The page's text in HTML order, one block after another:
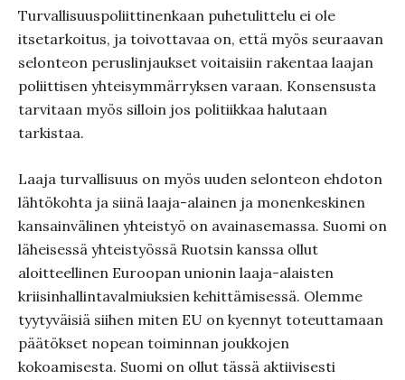
Turvallisuuspoliittinenkaan puhetulittelu ei ole
itsetarkoitus, ja toivottavaa on, että myös seuraavan
selonteon peruslinjaukset voitaisiin rakentaa laajan
poliittisen yhteisymmärryksen varaan. Konsensusta
tarvitaan myös silloin jos politiikkaa halutaan
tarkistaa.
Laaja turvallisuus on myös uuden selonteon ehdoton
lähtökohta ja siinä laaja-alainen ja monenkeskinen
kansainvälinen yhteistyö on avainasemassa. Suomi on
läheisessä yhteistyössä Ruotsin kanssa ollut
aloitteellinen Euroopan unionin laaja-alaisten
kriisinhallintavalmiuksien kehittämisessä. Olemme
tyytyväisiä siihen miten EU on kyennyt toteuttamaan
päätökset nopean toiminnan joukkojen
kokoamisesta. Suomi on ollut tässä aktiivisesti